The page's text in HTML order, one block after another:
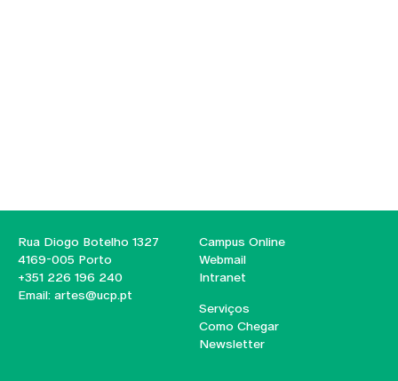
Rua Diogo Botelho 1327
4169-005 Porto
+351 226 196 240
Email: artes@ucp.pt
Campus Online
Webmail
Intranet
Serviços
Como Chegar
Newsletter